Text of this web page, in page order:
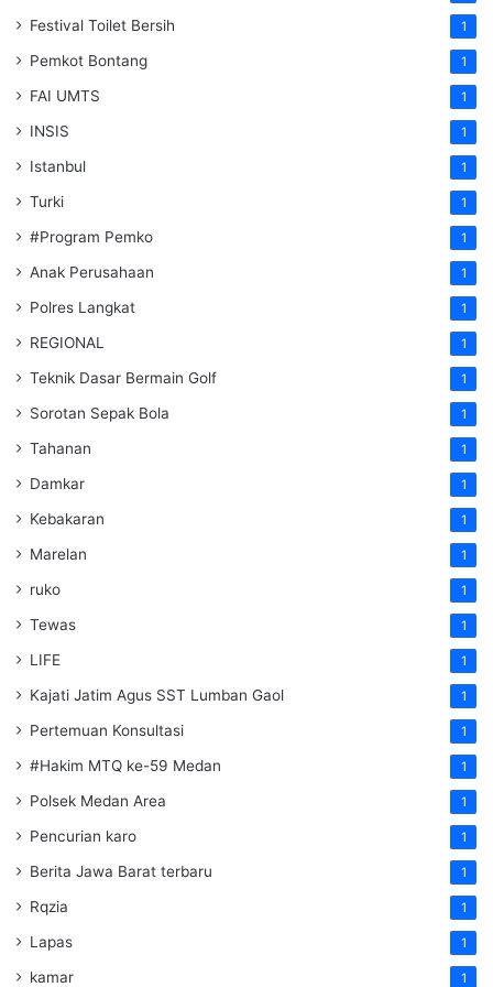
Festival Toilet Bersih 1
Pemkot Bontang 1
FAI UMTS 1
INSIS 1
Istanbul 1
Turki 1
#Program Pemko 1
Anak Perusahaan 1
Polres Langkat 1
REGIONAL 1
Teknik Dasar Bermain Golf 1
Sorotan Sepak Bola 1
Tahanan 1
Damkar 1
Kebakaran 1
Marelan 1
ruko 1
Tewas 1
LIFE 1
Kajati Jatim Agus SST Lumban Gaol 1
Pertemuan Konsultasi 1
#Hakim MTQ ke-59 Medan 1
Polsek Medan Area 1
Pencurian karo 1
Berita Jawa Barat terbaru 1
Rqzia 1
Lapas 1
kamar 1